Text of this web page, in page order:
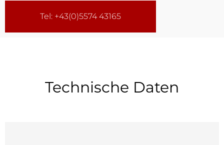
Tel: +43(0)5574 43165
Technische Daten